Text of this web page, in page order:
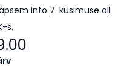
info 7. küsimuse all
s.